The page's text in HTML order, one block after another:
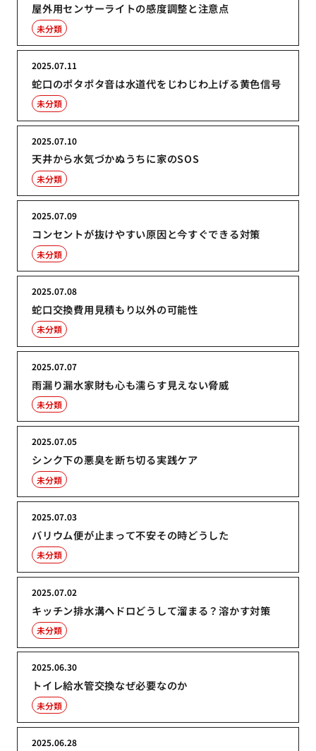
屋外用センサーライトの感度調整と注意点
未分類
蛇口のポタポタ音は水道代をじわじわ上げる黄色信号
2025.07.11
未分類
天井から水気づかぬうちに家のSOS
2025.07.10
未分類
コンセントが抜けやすい原因と今すぐできる対策
2025.07.09
未分類
蛇口交換費用見積もり以外の可能性
2025.07.08
未分類
雨漏り漏水家財も心も濡らす見えない脅威
2025.07.07
未分類
シンク下の悪臭を断ち切る実践ケア
2025.07.05
未分類
バリウム便が止まって不安その時どうした
2025.07.03
未分類
キッチン排水溝ヘドロどうして溜まる？溶かす対策
2025.07.02
未分類
トイレ給水管交換なぜ必要なのか
2025.06.30
未分類
2025.06.28